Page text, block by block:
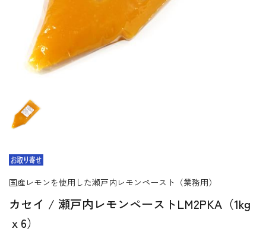
カセイ / 瀬戸内レモンペーストLM2PKA（1kg
ｘ6）
国産レモンを使用した瀬戸内レモンペースト（業務用）